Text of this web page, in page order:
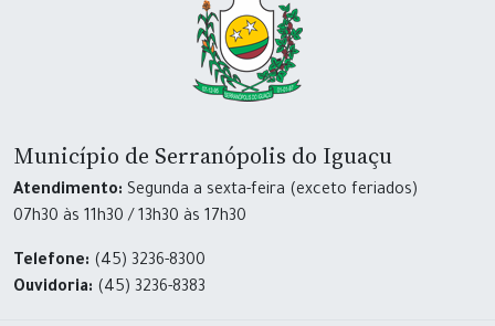
Município de Serranópolis do Iguaçu
Atendimento: Segunda a sexta-feira (exceto feriados)
07h30 às 11h30 / 13h30 às 17h30
Telefone: (45) 3236-8300
Ouvidoria: (45) 3236-8383